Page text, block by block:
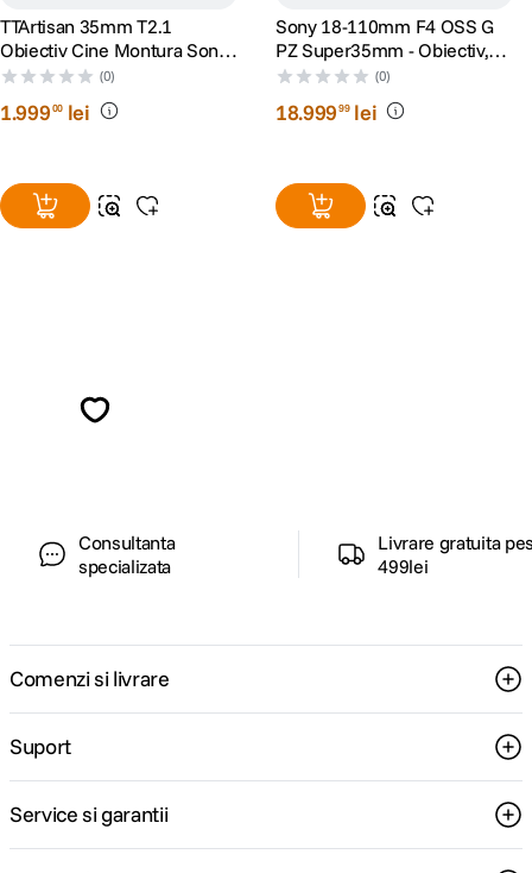
TTArtisan 35mm T2.1
Obiectiv Cine Montura Sony
E
(0)
1.99900 lei
Sony 18-110mm F4 OSS G
PZ Super35mm - Obiectiv,
Sony E
(0)
18.99999 lei
Consultanta
specializata
Livrare gratuita
499lei
Comenzi si livrare
Suport
Service si garantii